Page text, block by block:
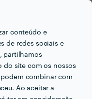
conteúdo e
de redes sociais e
partilhamos
do site com os nossos
combinar com
Ao aceitar a
cliente pensar
antes de falar
deve equacionar o